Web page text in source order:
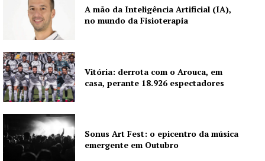
A mão da Inteligência Artificial (IA),
no mundo da Fisioterapia
Vitória: derrota com o Arouca, em
casa, perante 18.926 espectadores
Sonus Art Fest: o epicentro da música
emergente em Outubro